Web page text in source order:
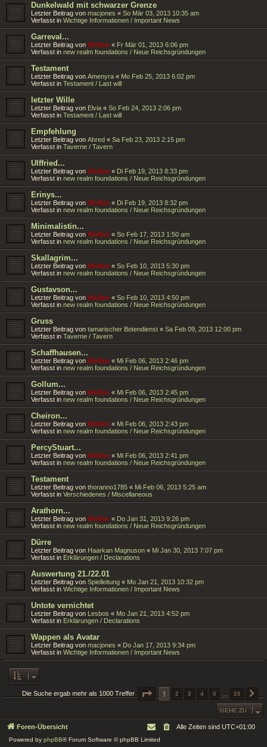
Dunkelwald mit schwarzer Grenze
Letzter Beitrag von macjones « So Mär 03, 2013 10:35 am
Verfasst in Wichtige Informationen / Important News
Garreval...
Letzter Beitrag von Wolfen « Fr Mär 01, 2013 6:06 pm
Verfasst in new realm foundations / Neue Reichsgründungen
Testament
Letzter Beitrag von Amenyra « Mo Feb 25, 2013 6:02 pm
Verfasst in Testament / Last will
letzter Wille
Letzter Beitrag von Elvia « So Feb 24, 2013 2:06 pm
Verfasst in Testament / Last will
Empfehlung
Letzter Beitrag von Ahred « Sa Feb 23, 2013 2:15 pm
Verfasst in Taverne / Tavern
Ulffried...
Letzter Beitrag von Wolfen « Di Feb 19, 2013 8:33 pm
Verfasst in new realm foundations / Neue Reichsgründungen
Erinys...
Letzter Beitrag von Wolfen « Di Feb 19, 2013 8:32 pm
Verfasst in new realm foundations / Neue Reichsgründungen
Minimalistin...
Letzter Beitrag von Wolfen « So Feb 17, 2013 1:50 am
Verfasst in new realm foundations / Neue Reichsgründungen
Skallagrim...
Letzter Beitrag von Wolfen « So Feb 10, 2013 5:30 pm
Verfasst in new realm foundations / Neue Reichsgründungen
Gustavson...
Letzter Beitrag von Wolfen « So Feb 10, 2013 4:50 pm
Verfasst in new realm foundations / Neue Reichsgründungen
Gruss
Letzter Beitrag von tamarischer Botendienst « Sa Feb 09, 2013 12:00 pm
Verfasst in Taverne / Tavern
Schaffhausen...
Letzter Beitrag von Wolfen « Mi Feb 06, 2013 2:46 pm
Verfasst in new realm foundations / Neue Reichsgründungen
Gollum...
Letzter Beitrag von Wolfen « Mi Feb 06, 2013 2:45 pm
Verfasst in new realm foundations / Neue Reichsgründungen
Cheiron...
Letzter Beitrag von Wolfen « Mi Feb 06, 2013 2:43 pm
Verfasst in new realm foundations / Neue Reichsgründungen
PercyStuart...
Letzter Beitrag von Wolfen « Mi Feb 06, 2013 2:41 pm
Verfasst in new realm foundations / Neue Reichsgründungen
Testament
Letzter Beitrag von thoranno1785 « Mi Feb 06, 2013 5:25 am
Verfasst in Verschiedenes / Miscellaneous
Arathorn...
Letzter Beitrag von Wolfen « Do Jan 31, 2013 9:26 pm
Verfasst in new realm foundations / Neue Reichsgründungen
Dürre
Letzter Beitrag von Haarkan Magnuson « Mi Jan 30, 2013 7:07 pm
Verfasst in Erklärungen / Declarations
Auswertung 21./22.01
Letzter Beitrag von Spielleitung « Mo Jan 21, 2013 10:32 pm
Verfasst in Wichtige Informationen / Important News
Untote vernichtet
Letzter Beitrag von Lesbos « Mo Jan 21, 2013 4:52 pm
Verfasst in Erklärungen / Declarations
Wappen als Avatar
Letzter Beitrag von macjones « Do Jan 17, 2013 9:34 pm
Verfasst in Wichtige Informationen / Important News
Die Suche ergab mehr als 1000 Treffer SEITE 1VON
1 2 3 4 5 20
GEHE ZU
Foren-Übersicht Alle Zeiten sind UTC+01:00
Powered by phpBB® Forum Software © phpBB Limited